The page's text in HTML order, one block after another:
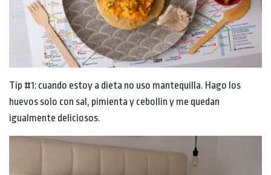
Tip #1: cuando estoy a dieta no uso mantequilla. Hago los
huevos solo con sal, pimienta y cebollin y me quedan
igualmente deliciosos.